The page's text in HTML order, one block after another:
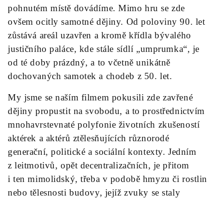
pohnutém místě dovádíme. Mimo hru se zde
ovšem ocitly samotné dě­jiny. Od poloviny 90. let
zůstává areál uzavřen a kromě křídla bývalého
justičního paláce, kde stále sídlí „umprumka“, je
od té doby prázdný, a to včetně unikátně
dochovaných samotek a chodeb z 50. let.
My jsme se naším filmem pokusili zde zavřené
dějiny propustit na svobodu, a to prostřednictvím
mnohavrstevnaté polyfonie životních zkušeností
aktérek a aktérů ztělesňujících různorodé
generační, politické a sociální kontexty. Jedním
z leitmotivů, opět decentralizačních, je přitom
i ten mimolidský, třeba v podobě hmyzu či rostlin
nebo tělesnosti budovy, jejíž zvuky se staly